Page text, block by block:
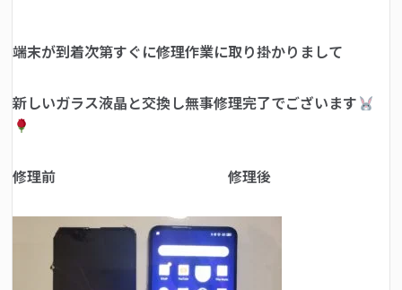
端末が到着次第すぐに修理作業に取り掛かりまして
新しいガラス液晶と交換し無事修理完了でございます
修理前 修理後